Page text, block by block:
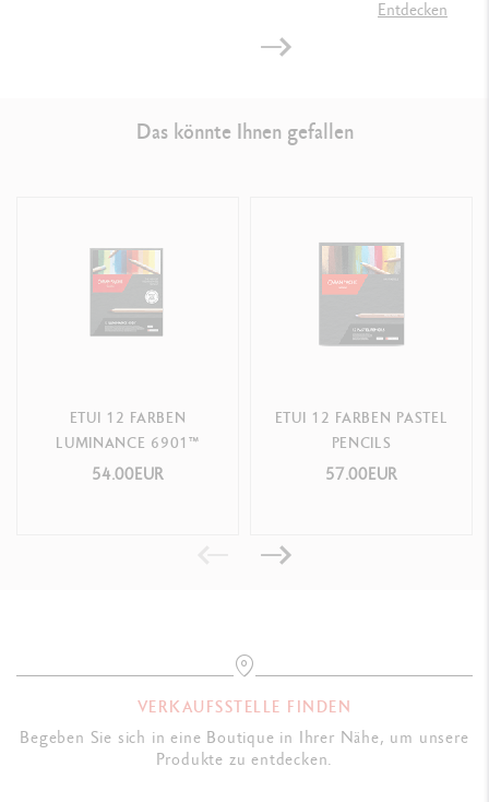
Entdecken
Das könnte Ihnen gefallen
ETUI 12 FARBEN
LUMINANCE 6901™
54.00EUR
ETUI 12 FARBEN PASTEL
PENCILS
57.00EUR
VERKAUFSSTELLE FINDEN
Begeben Sie sich in eine Boutique in Ihrer Nähe, um unsere
Produkte zu entdecken.